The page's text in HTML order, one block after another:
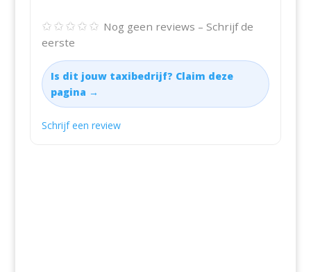
✩✩✩✩✩ Nog geen reviews – Schrijf de
eerste
Is dit jouw taxibedrijf? Claim deze
pagina →
Schrijf een review